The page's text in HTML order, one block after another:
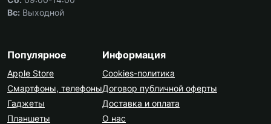
Вс: Выходной
Популярное
Apple Store
Смартфоны, телефоны
Гаджеты
Планшеты
Информация
Cookies-политика
Договор публичной оферты
Доставка и оплата
О нас